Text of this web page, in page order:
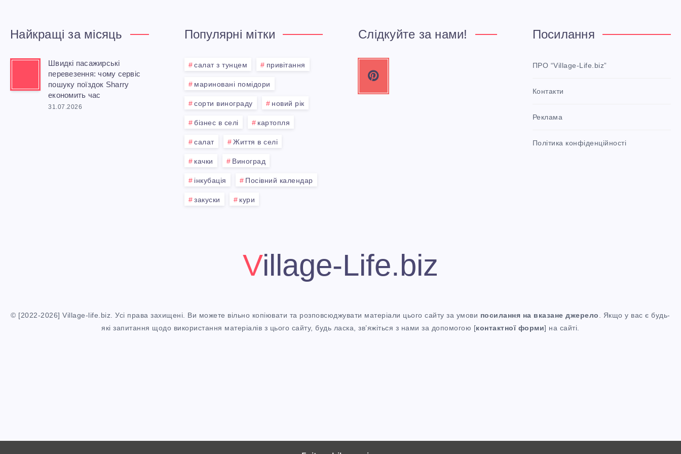
Найкращі за місяць
Швидкі пасажирські
перевезення: чому сервіс
пошуку поїздок Sharry
економить час
31.07.2026
Популярні мітки
салат з тунцем привітання
мариновані помідори
сорти винограду новий рік
бізнес в селі картопля
салат Життя в селі
качки Виноград
інкубація Посівний календар
закуски кури
Слідкуйте за нами! Посилання
ПРО “Village-Life.biz”
Контакти
Реклама
Політика конфіденційності
Village-Life.biz
© [2022-2026] Village-life.biz. Усі права захищені. Ви можете вільно копіювати та розповсюджувати матеріали цього сайту за умови посилання на вказане джерело. Якщо у вас є будь-
які запитання щодо використання матеріалів з цього сайту, будь ласка, зв’яжіться з нами за допомогою [контактної форми] на сайті.